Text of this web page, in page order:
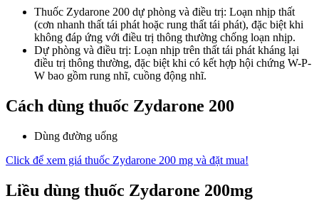
Thuốc Zydarone 200 dự phòng và điều trị: Loạn nhịp thất
(cơn nhanh thất tái phát hoặc rung thất tái phát), đặc biệt khi
không đáp ứng với điều trị thông thường chống loạn nhịp.
Dự phòng và điều trị: Loạn nhịp trên thất tái phát kháng lại
điều trị thông thường, đặc biệt khi có kết hợp hội chứng W-P-
W bao gồm rung nhĩ, cuồng động nhĩ.
Cách dùng thuốc Zydarone 200
Dùng đường uống
Click để xem giá thuốc Zydarone 200 mg và đặt mua!
Liều dùng thuốc Zydarone 200mg